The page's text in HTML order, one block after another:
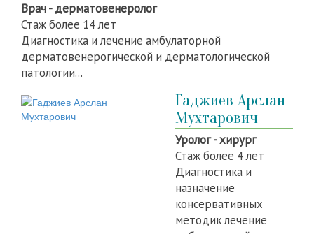
Врач - дерматовенеролог
Стаж более 14 лет
Диагностика и лечение амбулаторной
дерматовенерогической и дерматологической
патологии...
Гаджиев Арслан
Мухтарович
Уролог - хирург
Стаж более 4 лет
Диагностика и
назначение
консервативных
методик лечение